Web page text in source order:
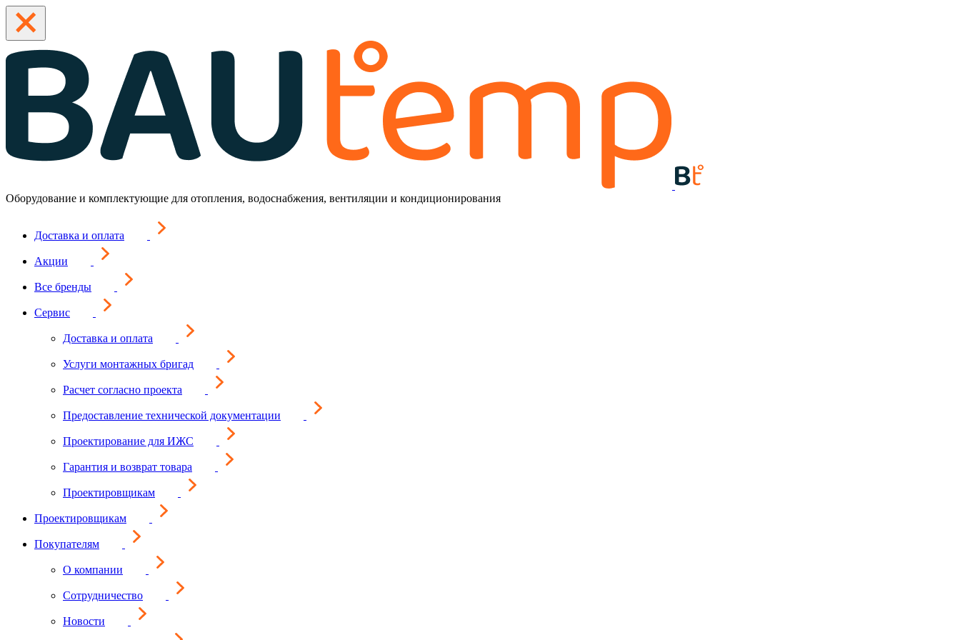
Оборудование и комплектующие для отопления, водоснабжения, вентиляции и кондиционирования
Доставка и оплата
Акции
Все бренды
Сервис
Доставка и оплата
Услуги монтажных бригад
Расчет согласно проекта
Предоставление технической документации
Проектирование для ИЖС
Гарантия и возврат товара
Проектировщикам
Проектировщикам
Покупателям
О компании
Сотрудничество
Новости